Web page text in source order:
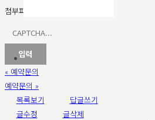
첨부파일
« 예약문의
예약문의 »
목록보기
답글쓰기
글수정
글삭제